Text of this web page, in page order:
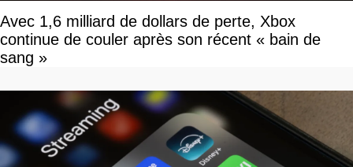
Avec 1,6 milliard de dollars de perte, Xbox
continue de couler après son récent « bain de
sang »